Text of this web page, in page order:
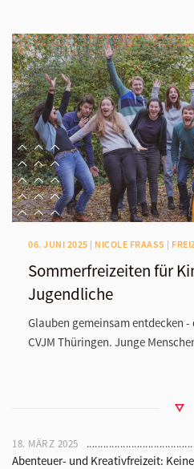
06. JUNI 2025 | NICOLE FRAASS |
Sommerfreizeiten für
Jugendliche
Glauben gemeinsam entdecken
CVJM Thüringen. Junge
18. MÄRZ 2025
Abenteuer- und Kreativfreizeit: